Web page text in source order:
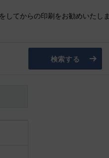
してからの印刷をお勧めいたしま
検索する